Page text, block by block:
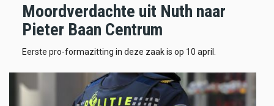
Moordverdachte uit Nuth naar
Pieter Baan Centrum
Eerste pro-formazitting in deze zaak is op 10 april.